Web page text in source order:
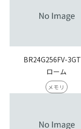
BR24G256FV-
ローム
メモリ